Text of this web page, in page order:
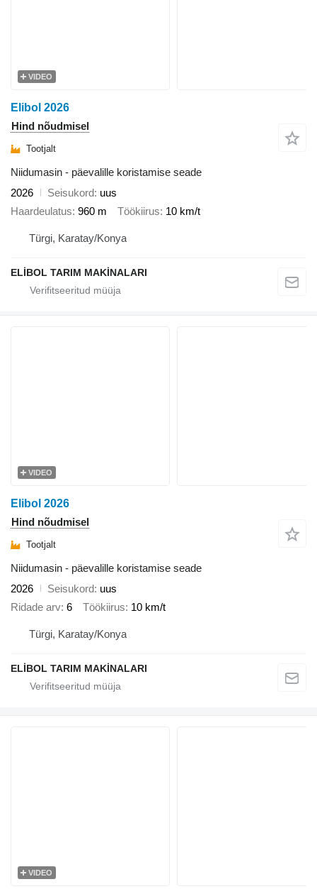
VIDEO
Elibol 2026
Hind nõudmisel
Tootjalt
Niidumasin - päevalille koristamise seade
2026
Seisukord uus
Haardeulatus 960 m Töökiirus 10 km/t
Türgi, Karatay/Konya
ELİBOL TARIM MAKİNALARI
VIDEO
Elibol 2026
Hind nõudmisel
Tootjalt
Niidumasin - päevalille koristamise seade
2026
Seisukord uus
Ridade arv 6 Töökiirus 10 km/t
Türgi, Karatay/Konya
ELİBOL TARIM MAKİNALARI
VIDEO